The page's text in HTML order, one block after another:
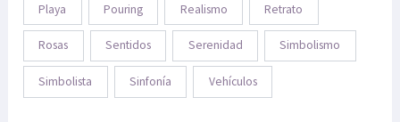
Playa Pouring Realismo Retrato
Rosas Sentidos Serenidad Simbolismo
Simbolista Sinfonía Vehículos